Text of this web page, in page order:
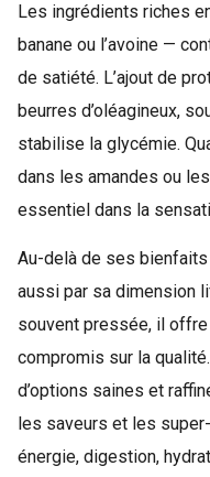
Les ingrédients riches
banane ou l’avoine —
de satiété. L’ajout de
beurres d’oléagineux,
stabilise la glycémie.
dans les amandes ou
essentiel dans la
Au-delà de ses
aussi par sa dimension
souvent pressée, il
compromis sur la
d’options saines et
les saveurs et les
énergie, digestion,